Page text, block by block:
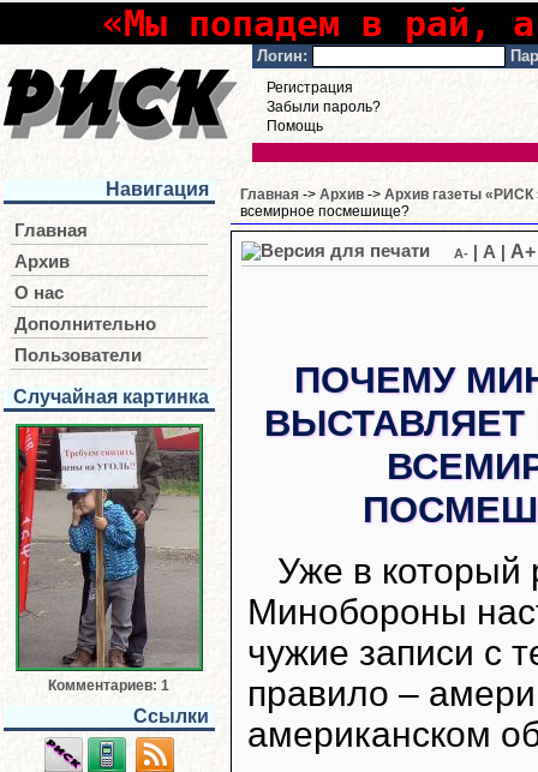
«Мы попадем в рай,
Логин:
Регистрация
Забыли пароль?
Помощь
Навигация
Главная
Архив
О нас
Дополнительно
Пользователи
Случайная картинка
Комментариев: 1
Ссылки
Главная -> Архив -> Архив газеты «РИСК
всемирное посмешище?
A- A A+
ПОЧЕМУ
ВЫСТАВЛЯЕТ
Уже в который
Минобороны
чужие записи с
правило –
американском